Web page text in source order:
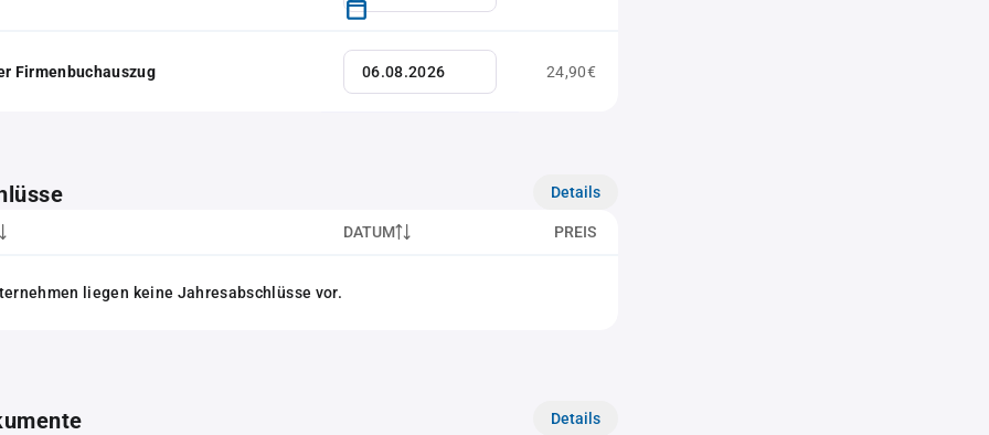
Firmenbuchauszug 24,90€
Details
DATUM PREIS
liegen keine Jahresabschlüsse vor.
Details